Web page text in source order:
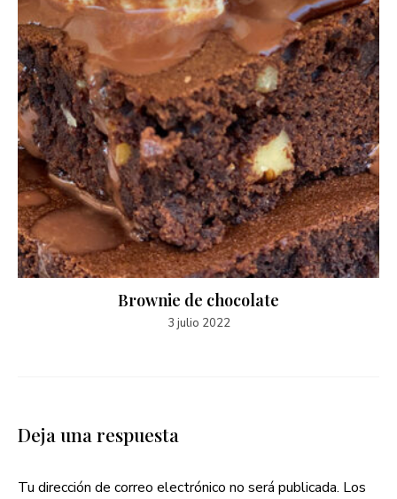
Brownie de chocolate
3 julio 2022
Deja una respuesta
Tu dirección de correo electrónico no será publicada. Los